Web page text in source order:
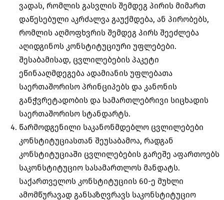
ვადას, რომლის გასვლის შემდეგ პირის მიმართ
დაწესებული აკრძალვა გაუქმდება, ან პირობებს,
რომლის აღმოფხვრის შემდეგ პირს შეეძლება
აღიდგინოს კონსტიტუციური უფლებები.
შესაბამისად, ცვლილებების პაკეტი
ეწინააღმდეგება ადამიანის უფლებათა
საერთაშორისო პრინციპებს და კანონის
განჭვრეტადობის და სამართლებრივი სიცხადის
საერთაშორისო სტანდარტს.
წარმოდგენილი საკანონმდებლო ცვლილებები
კონსტიტუციასთან შეუსაბამოა, რადგან
კონსტიტუციაში ცვლილებების გარეშე აფართოებს
საკონსტიტუციო სასამართლოს მანდატს.
საქართველოს კონსტიტუციის 60-ე მუხლი
ამომწურავად განსაზღვრავს საკონსტიტუციო